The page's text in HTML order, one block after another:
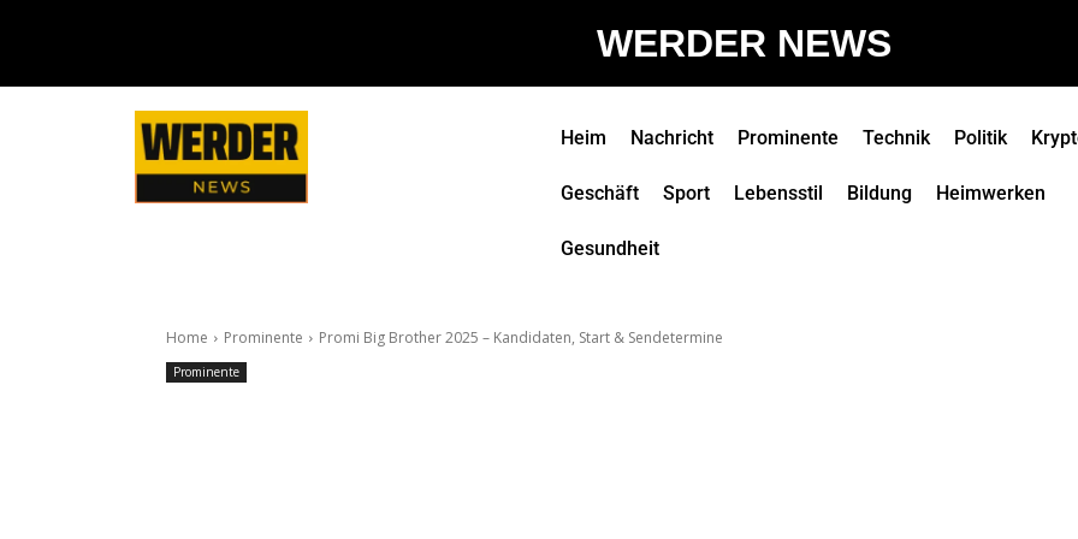
WERDER NEWS
Heim Nachricht Prominente Technik Politik
Geschäft Sport Lebensstil Bildung Heimwerken
Gesundheit
Home Prominente Promi Big Brother 2025 – Kandidaten, Start & Sendetermine
Prominente